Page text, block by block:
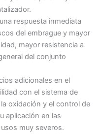
respuesta inmediata
del embrague y mayor
mayor resistencia a
del conjunto
adicionales en el
con el sistema de
oxidación y el control de
aplicación en las
muy severos.